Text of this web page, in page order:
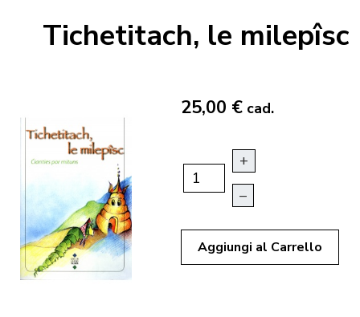
Tichetitach, le milepîsc
25,00 € cad.
+
–
Aggiungi al Carrello